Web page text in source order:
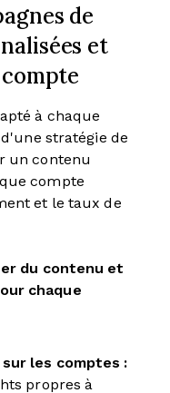
de
et
à chaque
stratégie de
un contenu
compte
et le taux de
du contenu et
chaque
les comptes :
propres à